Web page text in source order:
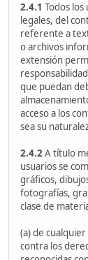
2.4.1 Todos
legales, del
referente a
o archivos
extensión
que puedan
acceso a los
sea su
2.4.2A título
usuarios se
gráficos,
fotografías,
clase de
(a) de
contra los